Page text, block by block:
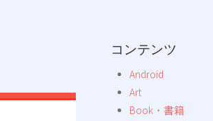
コンテンツ
Android
Art
Book・書籍